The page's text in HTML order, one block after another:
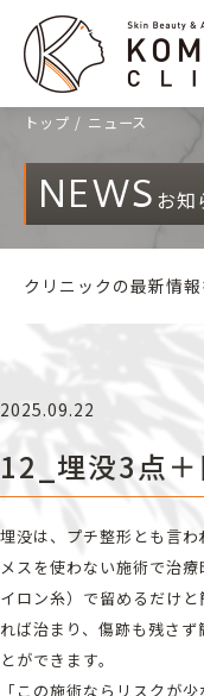
トップ ニュース
NEWS お知
クリニックの最新情報
2025.09.22
12_埋没3点
埋没は、プチ整形とも言わ
メスを使わない施術で治
イロン糸）で留めるだけ
れば治まり、傷跡も残さ
とができます。
「この施術ならリスクが